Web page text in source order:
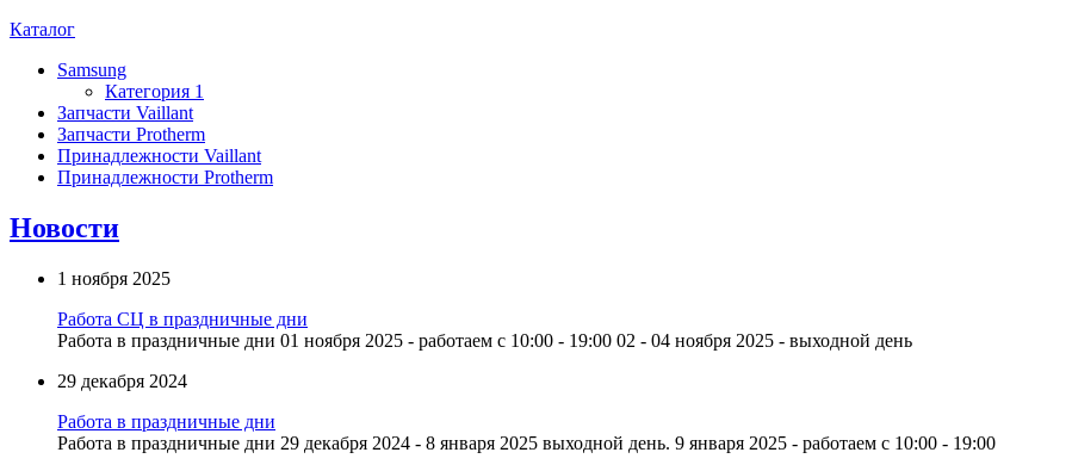
Каталог
Samsung
Категория 1
Запчасти Vaillant
Запчасти Protherm
Принадлежности Vaillant
Принадлежности Protherm
Новости
1 ноября 2025
Работа СЦ в праздничные дни
Работа в праздничные дни 01 ноября 2025 - работаем с 10:00 - 19:00 02 - 04 ноября 2025 - выходной день
29 декабря 2024
Работа в праздничные дни
Работа в праздничные дни 29 декабря 2024 - 8 января 2025 выходной день. 9 января 2025 - работаем с 10:00 - 19:00